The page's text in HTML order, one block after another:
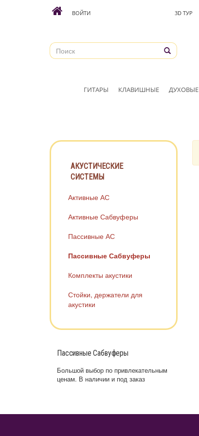
ВОЙТИ 3D ТУР
ГИТАРЫ КЛАВИШНЫЕ ДУХОВЫЕ
АКУСТИЧЕСКИЕ
СИСТЕМЫ
Активные АС
Активные Сабвуферы
Пассивные АС
Пассивные Сабвуферы
Комплекты акустики
Стойки, держатели для
акустики
Пассивные Сабвуферы
Большой выбор по привлекательным
ценам. В наличии и под заказ